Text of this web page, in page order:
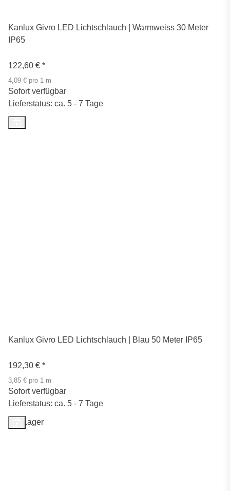
Kanlux Givro LED Lichtschlauch | Warmweiss 30 Meter
IP65
122,60 € *
4,09 € pro 1 m
Sofort verfügbar
Lieferstatus: ca. 5 - 7 Tage
Kanlux Givro LED Lichtschlauch | Blau 50 Meter IP65
192,30 € *
3,85 € pro 1 m
Sofort verfügbar
Lieferstatus: ca. 5 - 7 Tage
Auf Lager